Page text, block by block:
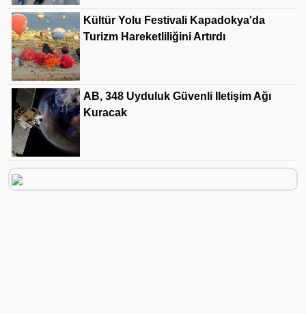
Kültür Yolu Festivali Kapadokya'da
Turizm Hareketliliğini Artırdı
AB, 348 Uyduluk Güvenli Iletişim Ağı
Kuracak